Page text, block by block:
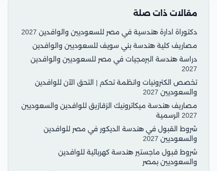
مقالات ذات صلة
دكتوراة ادارة هندسية في مصر للسعوديين والوافدين 2027
مصاريف كلية هندسة بني سويف للسعوديين والوافدين
دراسة هندسة البرمجيات في مصر للسعوديين والوافدين
2027
تخصص الكترونيات وانظمة تحكم | التحق الآن للوافدين
والسعوديين 2027
مصاريف هندسة ميكاترونيك الزقازيق للوافدين والسعوديين
2027 الرسمية
شروط القبول في هندسة الديكور في مصر للوافدين
والسعوديين 2027
شروط قبول ماجستير هندسة كهربائية للوافدين
والسعوديين بمصر